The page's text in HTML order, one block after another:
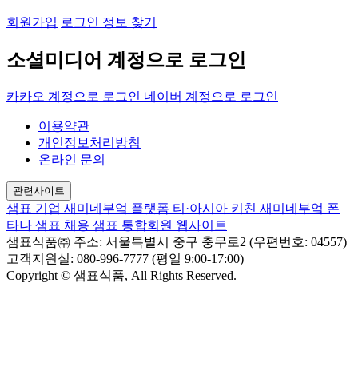
회원가입 로그인 정보 찾기
소셜미디어 계정으로 로그인
카카오 계정으로 로그인 네이버 계정으로 로그인
이용약관
개인정보처리방침
온라인 문의
관련사이트
샘표 기업 새미네부엌 플랫폼 티·아시아 키친 새미네부엌 폰
타나 샘표 채용 샘표 통합회원 웹사이트
샘표식품㈜ 주소: 서울특별시 중구 충무로2 (우편번호: 04557)
고객지원실: 080-996-7777 (평일 9:00-17:00)
Copyright © 샘표식품, All Rights Reserved.